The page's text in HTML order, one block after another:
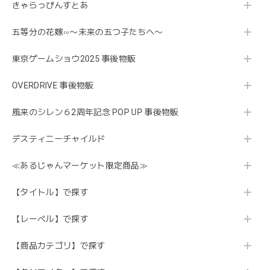
きゃらっぴんすとあ
五等分の花嫁∽〜未来の五つ子たちへ〜
東京ゲームショウ2025 事後物販
OVERDRIVE 事後物販
風来のシレン６2周年記念 POP UP 事後物販
デスティニーチャイルド
≪あるじゃんマーケット限定商品≫
【タイトル】で探す
【レーベル】で探す
【商品カテゴリ】で探す